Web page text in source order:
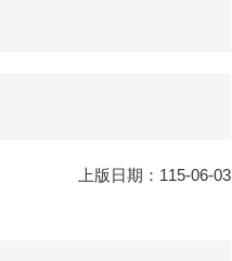
上版日期：115-06-03